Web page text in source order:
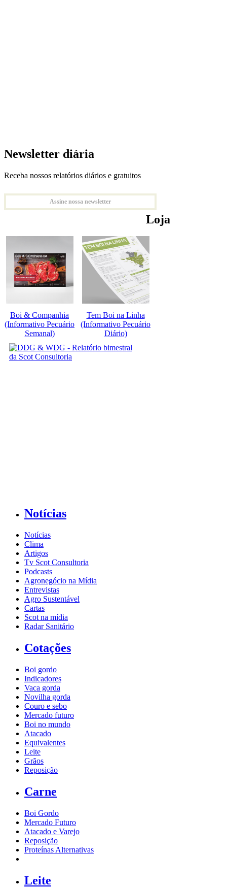
Newsletter diária
Receba nossos relatórios diários e gratuitos
Assine nossa newsletter
Loja
Boi & Companhia
(Informativo Pecuário
Semanal)
Tem Boi na Linha
(Informativo Pecuário
Diário)
Notícias
Notícias
Clima
Artigos
Tv Scot Consultoria
Podcasts
Agronegócio na Mídia
Entrevistas
Agro Sustentável
Cartas
Scot na mídia
Radar Sanitário
Cotações
Boi gordo
Indicadores
Vaca gorda
Novilha gorda
Couro e sebo
Mercado futuro
Boi no mundo
Atacado
Equivalentes
Leite
Grãos
Reposição
Carne
Boi Gordo
Mercado Futuro
Atacado e Varejo
Reposição
Proteínas Alternativas
Leite